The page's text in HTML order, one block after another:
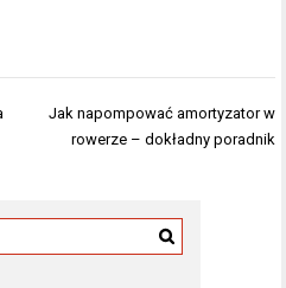
Jak napompować amortyzator w
rowerze – dokładny poradnik